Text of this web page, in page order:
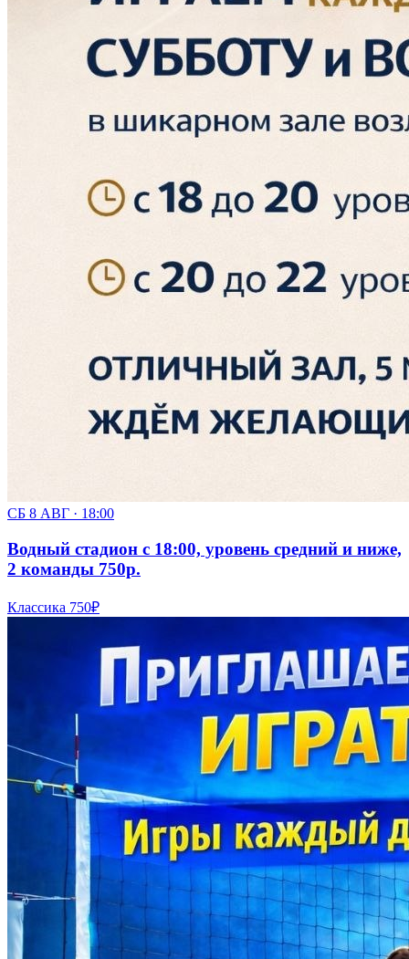
СБ 8 АВГ · 18:00
Водный стадион с 18:00, уровень средний и ниже,
2 команды 750р.
Классика 750₽